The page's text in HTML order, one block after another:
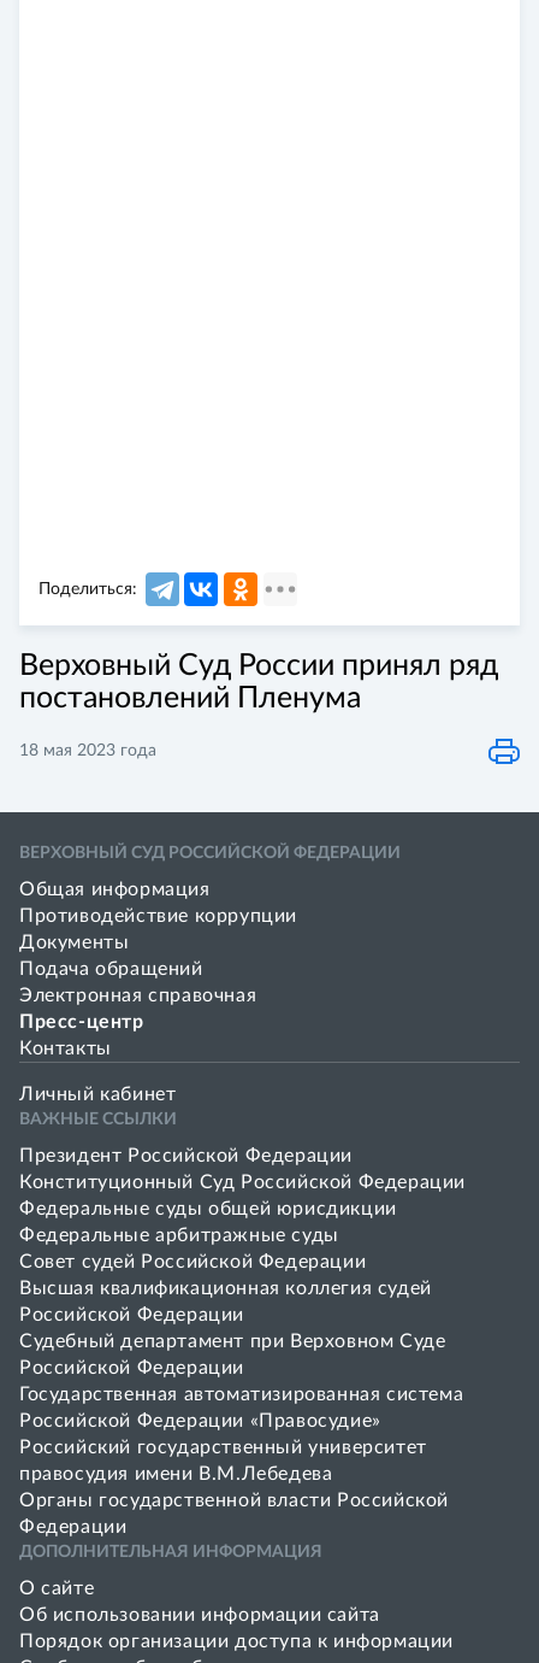
Верховный Суд России принял ряд
постановлений Пленума
18 мая 2023 года
Поделиться:
ВЕРХОВНЫЙ СУД РОССИЙСКОЙ ФЕДЕРАЦИИ
Общая информация
Противодействие коррупции
Документы
Подача обращений
Электронная справочная
Пресс-центр
Контакты
Личный кабинет
ВАЖНЫЕ ССЫЛКИ
Президент Российской Федерации
Конституционный Суд Российской Федерации
Федеральные суды общей юрисдикции
Федеральные арбитражные суды
Совет cудей Российской Федерации
Высшая квалификационная коллегия судей
Российской Федерации
Судебный департамент при Верховном Суде
Российской Федерации
Государственная автоматизированная система
Российской Федерации «Правосудие»
Pоссийский государственный университет
правосудия имени В.М.Лебедева
Органы государственной власти Российской
Федерации
ДОПОЛНИТЕЛЬНАЯ ИНФОРМАЦИЯ
О сайте
Об использовании информации сайта
Порядок организации доступа к информации